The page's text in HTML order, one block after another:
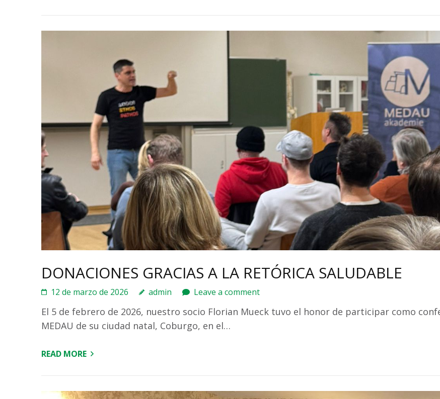
DONACIONES GRACIAS A LA RETÓRICA SALUDABLE
12 de marzo de 2026 admin Leave a comment
El 5 de febrero de 2026, nuestro socio Florian Mueck tuvo el honor de participar como
MEDAU de su ciudad natal, Coburgo, en el…
READ MORE